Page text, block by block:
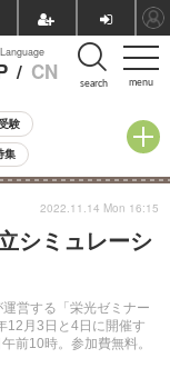
menu
Language
/ CN search
験
集
学校受験
事
シミュレーシ
営する「栄光ゼミナー
12月3日と4日に開催す
前10時。参加費無料。
2022.11.14 Mon 16:15